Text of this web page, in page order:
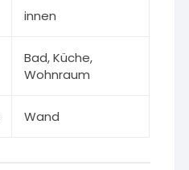
innen
Bad, Küche,
Wohnraum
Wand